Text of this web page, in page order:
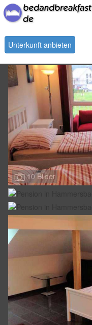
Unterkunft anbieten
10 Bilder